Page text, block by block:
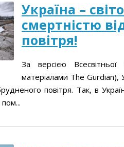
Україна –
смертністю
повітря!
За версією Всесвітньої
матеріалами The Gurdian),
повітря. Так, в